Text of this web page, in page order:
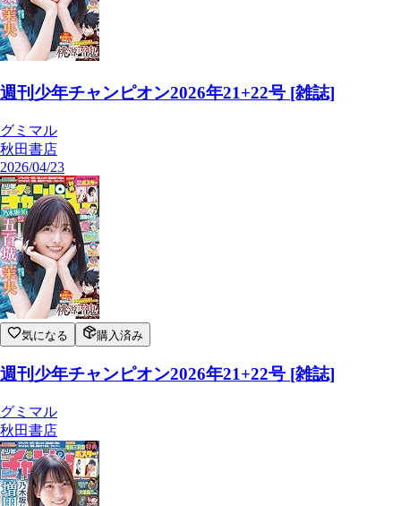
週刊少年チャンピオン2026年21+22号 [雑誌]
グミマル
秋田書店
2026/04/23
気になる 購入済み
週刊少年チャンピオン2026年21+22号 [雑誌]
グミマル
秋田書店